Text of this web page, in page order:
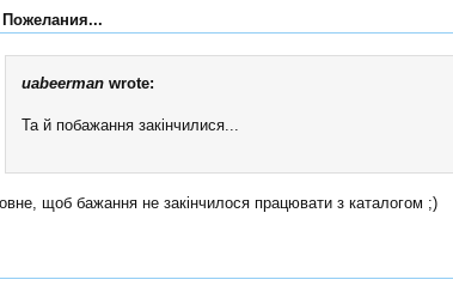
Пожелания...
uabeerman wrote:
Та й побажання закінчилися...
щоб бажання не закінчилося працювати з каталогом ;)